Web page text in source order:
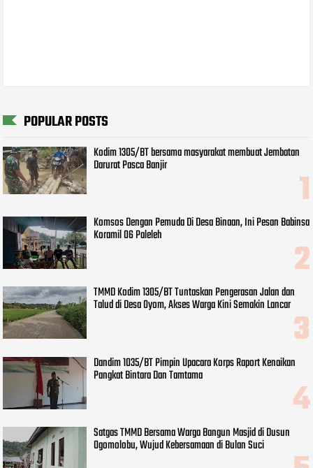
POPULAR POSTS
Kodim 1305/BT bersama masyarakat membuat Jembatan
Darurat Pasca Banjir
Komsos Dengan Pemuda Di Desa Binaan, Ini Pesan Babinsa
Koramil 06 Paleleh
TMMD Kodim 1305/BT Tuntaskan Pengerasan Jalan dan
Talud di Desa Oyom, Akses Warga Kini Semakin Lancar
Dandim 1035/BT Pimpin Upacara Korps Raport Kenaikan
Pangkat Bintara Dan Tamtama
Satgas TMMD Bersama Warga Bangun Masjid di Dusun
Ogomolobu, Wujud Kebersamaan di Bulan Suci